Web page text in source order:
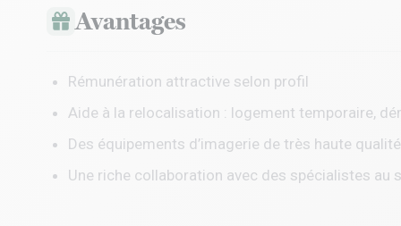
Avantages
Rémunération attractive selon profil
Aide à la relocalisation : logement temporaire,
Des équipements d’imagerie de très haute qualité
Une riche collaboration avec des spécialistes au